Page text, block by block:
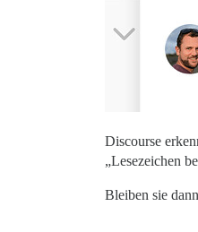
Discourse
„Lesezeichen
Bleiben sie